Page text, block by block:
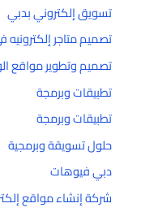
تسويق إلكتروني بدبي
تصميم متاجر
تصميم وتطوير مواقع
تطبيقات وبرمجة
تطبيقات وبرمجة
حلول تسويقة وبرمجية
دبي فيوهات
شركة إنشاء مواقع